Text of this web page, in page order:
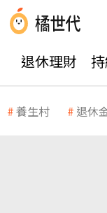
退休理財
養生村 退休